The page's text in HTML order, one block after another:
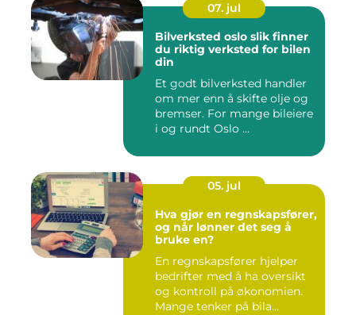
07. jul
Bilverksted oslo slik finner
du riktig verksted for bilen
din
Et godt bilverksted handler
om mer enn å skifte olje og
bremser. For mange bileiere
i og rundt Oslo ...
05. jul
Hva gjør en regnskapsfører,
og når lønner det seg å
bruke en?
En regnskapsfører hjelper
bedrifter med å ha oversikt
og kontroll på økonomien.
Mange tenker på bila...